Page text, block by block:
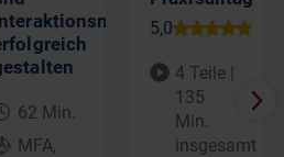
62 Min.
MFA,
4 Teile |
135
Min.
insgesamt